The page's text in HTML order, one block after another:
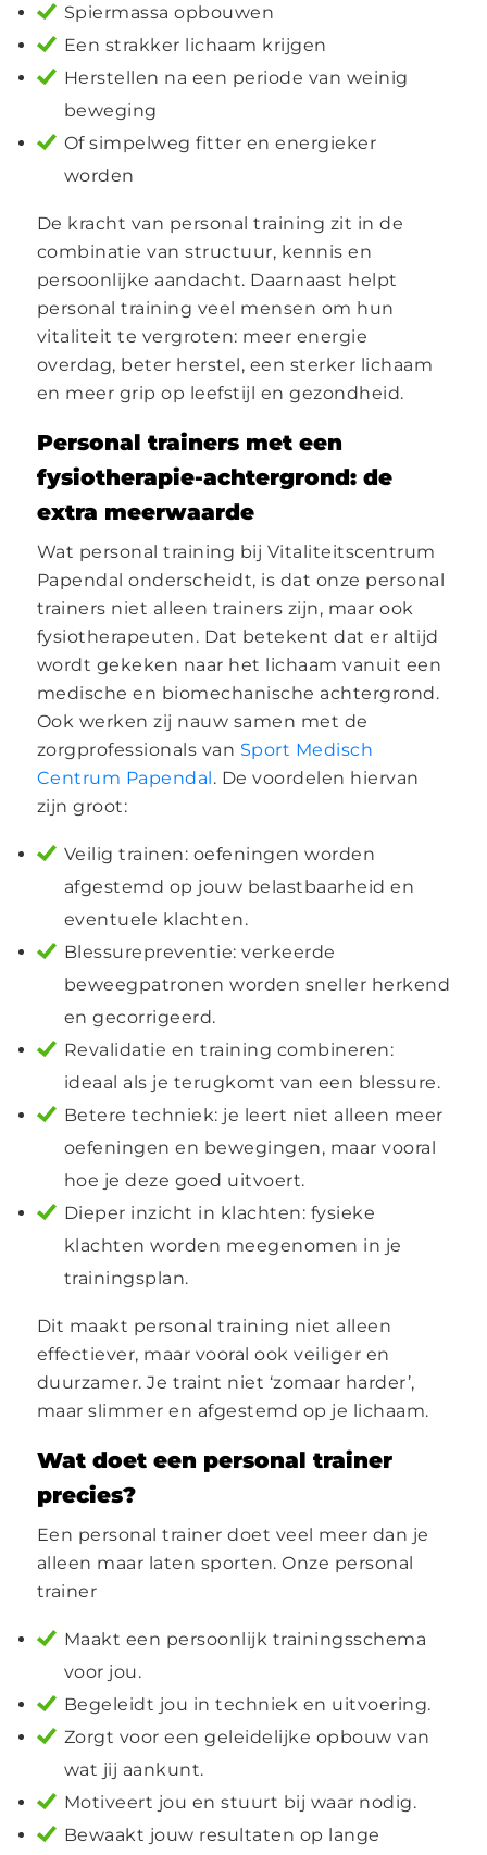
Spiermassa opbouwen
Een strakker lichaam krijgen
Herstellen na een periode van weinig
beweging
Of simpelweg fitter en energieker
worden
De kracht van personal training zit in de
combinatie van structuur, kennis en
persoonlijke aandacht. Daarnaast helpt
personal training veel mensen om hun
vitaliteit te vergroten: meer energie
overdag, beter herstel, een sterker lichaam
en meer grip op leefstijl en gezondheid.
Personal trainers met een
fysiotherapie-achtergrond: de
extra meerwaarde
Wat personal training bij Vitaliteitscentrum
Papendal onderscheidt, is dat onze personal
trainers niet alleen trainers zijn, maar ook
fysiotherapeuten. Dat betekent dat er altijd
wordt gekeken naar het lichaam vanuit een
medische en biomechanische achtergrond.
Ook werken zij nauw samen met de
zorgprofessionals van Sport Medisch
Centrum Papendal. De voordelen hiervan
zijn groot:
Veilig trainen: oefeningen worden
afgestemd op jouw belastbaarheid en
eventuele klachten.
Blessurepreventie: verkeerde
beweegpatronen worden sneller herkend
en gecorrigeerd.
Revalidatie en training combineren:
ideaal als je terugkomt van een blessure.
Betere techniek: je leert niet alleen meer
oefeningen en bewegingen, maar vooral
hoe je deze goed uitvoert.
Dieper inzicht in klachten: fysieke
klachten worden meegenomen in je
trainingsplan.
Dit maakt personal training niet alleen
effectiever, maar vooral ook veiliger en
duurzamer. Je traint niet ‘zomaar harder’,
maar slimmer en afgestemd op je lichaam.
Wat doet een personal trainer
precies?
Een personal trainer doet veel meer dan je
alleen maar laten sporten. Onze personal
trainer
Maakt een persoonlijk trainingsschema
voor jou.
Begeleidt jou in techniek en uitvoering.
Zorgt voor een geleidelijke opbouw van
wat jij aankunt.
Motiveert jou en stuurt bij waar nodig.
Bewaakt jouw resultaten op lange